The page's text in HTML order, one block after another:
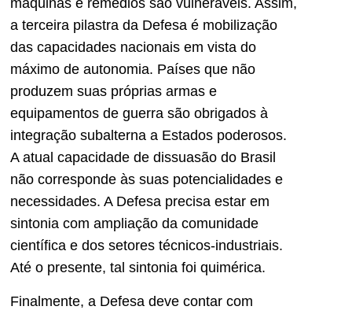
máquinas e remédios são vulneráveis. Assim,
a terceira pilastra da Defesa é mobilização
das capacidades nacionais em vista do
máximo de autonomia. Países que não
produzem suas próprias armas e
equipamentos de guerra são obrigados à
integração subalterna a Estados poderosos.
A atual capacidade de dissuasão do Brasil
não corresponde às suas potencialidades e
necessidades. A Defesa precisa estar em
sintonia com ampliação da comunidade
científica e dos setores técnicos-industriais.
Até o presente, tal sintonia foi quimérica.
Finalmente, a Defesa deve contar com